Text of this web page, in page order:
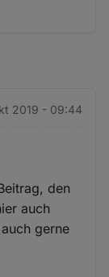
2019 - 09:44
den
auch
gerne